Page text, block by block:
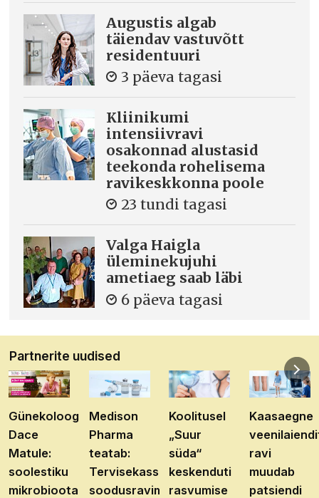
Augustis algab
täiendav vastuvõtt
residentuuri
3 päeva tagasi
Kliinikumi
intensiivravi
osakonnad alustasid
teekonda rohelisema
ravikeskkonna poole
23 tundi tagasi
Valga Haigla
üleminekujuhi
ametiaeg saab läbi
6 päeva tagasi
Partnerite uudised
Günekoloog
Dace
Matule:
soolestiku
mikrobioota
Medison
Pharma
teatab:
Tervisekassa
soodusravimite
Koolitusel
„Suur
süda“
keskenduti
rasvumise
Kaasaegne
ravi
muudab
patsiendi